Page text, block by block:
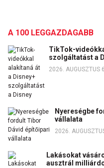
A 100 LEGGAZDAGABB
TikTok-
szolgáltatást a
2026. AUGUSZTUS
Nyereségbe
vállalata
2026.
Lakásokat
ausztrál